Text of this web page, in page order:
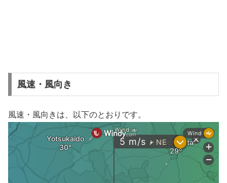
風速・風向き
風速・風向きは、以下のとおりです。